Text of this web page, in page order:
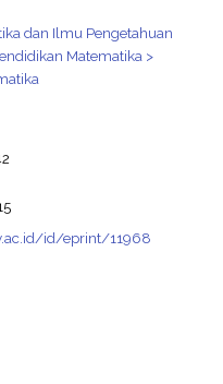
dan Ilmu Pengetahuan
Matematika >
id/eprint/11968